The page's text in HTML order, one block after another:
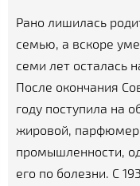
Рано лишилась
семью, а вскоре
семи лет осталась
После окончания
году поступила на
жировой,
промышленности,
его по болезни. С